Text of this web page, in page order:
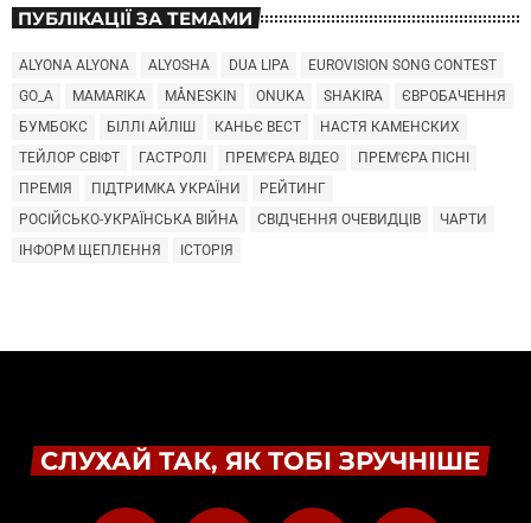
ПУБЛІКАЦІЇ ЗА ТЕМАМИ
ALYONA ALYONA ALYOSHA DUA LIPA
EUROVISION SONG CONTEST
GO_A
MAMARIKA MÅNESKIN ONUKA SHAKIRA
ЄВРОБАЧЕННЯ
БУМБОКС
БІЛЛІ АЙЛІШ КАНЬЄ ВЕСТ
НАСТЯ КАМЕНСКИХ
ТЕЙЛОР СВІФТ
ГАСТРОЛІ ПРЕМ'ЄРА ВІДЕО
ПРЕМ'ЄРА ПІСНІ
ПРЕМІЯ
ПІДТРИМКА УКРАЇНИ
РЕЙТИНГ
РОСІЙСЬКО-УКРАЇНСЬКА ВІЙНА
СВІДЧЕННЯ ОЧЕВИДЦІВ
ЧАРТИ
ІНФОРМ ЩЕПЛЕННЯ
ІСТОРІЯ
СЛУХАЙ ТАК, ЯК ТОБІ ЗРУЧНІШЕ